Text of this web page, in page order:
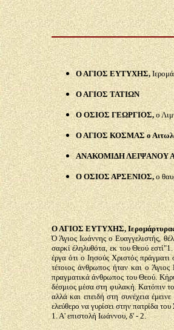
Ο ΑΓΙΟΣ ΕΥΤΥΧΗΣ,
Ο ΑΓΙΟΣ ΤΑΤΙΩΝ
Ο ΟΣΙΟΣ ΓΕΩΡΓΙΟΣ,ο
Ο ΑΓΙΟΣ ΚΟΣΜΑΣ ο
ΑΝΑΚΟΜΙΔΗ ΛΕΙΨΑΝΟΥ
Ο ΟΣΙΟΣ ΑΡΣΕΝΙΟΣ,ο
Ο ΑΓΙΟΣ ΕΥΤΥΧΗΣ, Ιερομάρτυρας,
Ό Άγιος Ιωάννης ο Ευαγγελιστής,
σαρκί έληλυθότα, εκ του Θεού
έργα ότι ο Ιησούς Χριστός
τέτοιος άνθρωπος ήταν και ο Άγιος
πραγματικά άνθρωπος του Θεού.
δέσμιος μέσα στη φυλακή. Κατόπιν
αλλά και επειδή στη συνέχεια
ελεύθερο να γυρίσει στην πατρίδα
1. Α' επιστολή Ιωάννου, δ' - 2.